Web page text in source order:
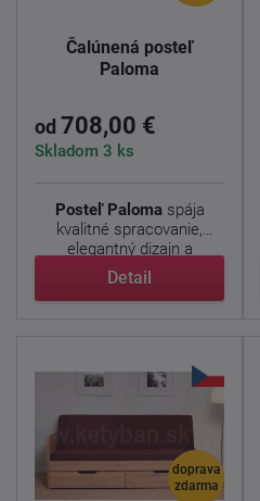
Čalúnená posteľ
Paloma
od 708,00 €
Skladom 3 ks
Posteľ Palomaspája
kvalitné spracovanie,
elegantný dizajn a
maximálne ...
Detail
doprava
zdarma